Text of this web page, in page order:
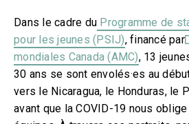
Dans le cadre du Programme de
pour les jeunes (PSIJ), financé par
mondiales Canada (AMC), 13
30 ans se sont envolés·es au
vers le Nicaragua, le Honduras, le
avant que la COVID-19 nous